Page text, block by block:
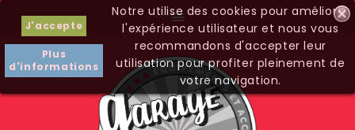

J'accepte
Plus
d'informations
Notre utilise des cookies pour améliorer
l'expérience utilisateur et nous vous
recommandons d'accepter leur
utilisation pour profiter pleinement de
votre navigation.